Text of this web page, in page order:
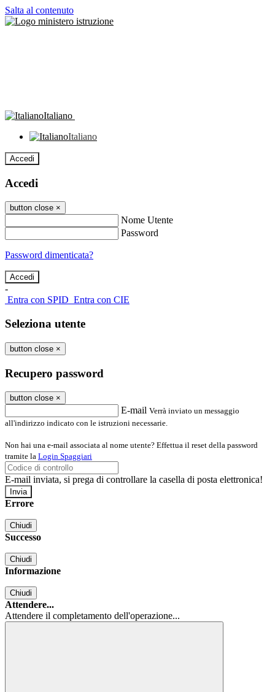
Salta al contenuto
Italiano
Italiano
Accedi
Accedi
button close ×
Nome Utente
Password
Password dimenticata?
-
Entra con SPID Entra con CIE
Seleziona utente
button close ×
Recupero password
button close ×
E-mail Verrà inviato un messaggio
all'indirizzo indicato con le istruzioni necessarie.
Non hai una e-mail associata al nome utente? Effettua il reset della password
tramite la Login Spaggiari
E-mail inviata, si prega di controllare la casella di posta elettronica!
Errore
Chiudi
Successo
Chiudi
Informazione
Chiudi
Attendere...
Attendere il completamento dell'operazione...